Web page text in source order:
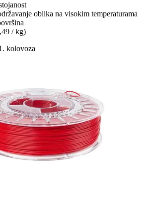
oblika na visokim temperaturama
/ kg)
kolovoza